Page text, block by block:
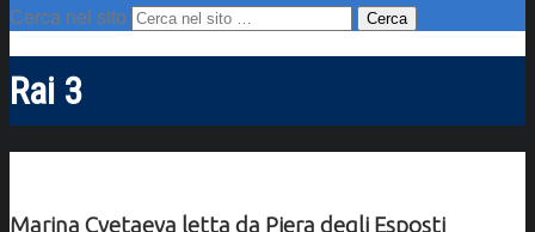
Cerca nel sito
Rai 3
Marina Cvetaeva letta da Piera degli Esposti